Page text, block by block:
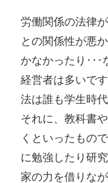
労働関係の法律
との関係性が悪
かなかったり･･･
経営者は多いで
法は誰も学生時
それに、教科書
くといったもの
に勉強したり研
家の力を借りな